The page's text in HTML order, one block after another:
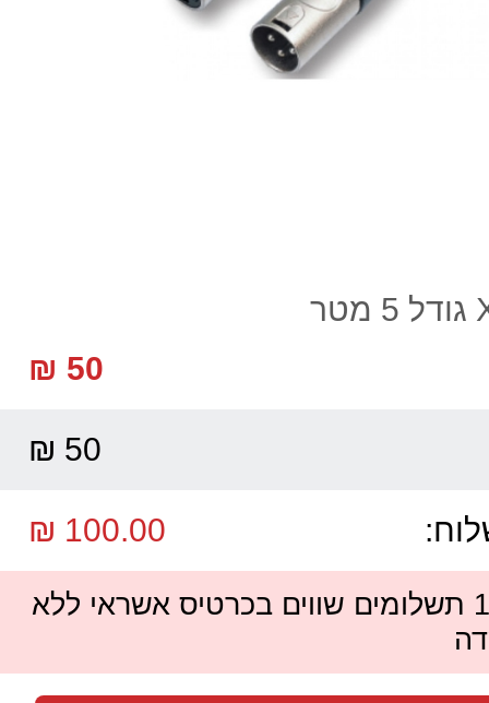
50 ₪
50 ₪
100.00 ₪
ניתן לשלם עד 12 תשלומים שווים בכרטיס אשראי ללא